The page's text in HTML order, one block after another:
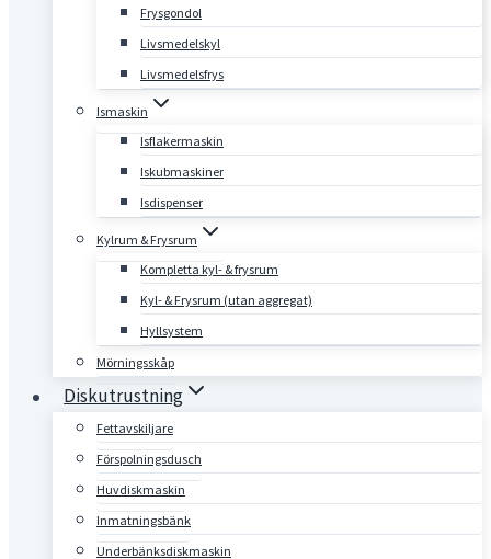
Frysgondol
Livsmedelskyl
Livsmedelsfrys
Ismaskin
Isflakermaskin
Iskubmaskiner
Isdispenser
Kylrum & Frysrum
Kompletta kyl- & frysrum
Kyl- & Frysrum (utan aggregat)
Hyllsystem
Mörningsskåp
Diskutrustning
Fettavskiljare
Förspolningsdusch
Huvdiskmaskin
Inmatningsbänk
Underbänksdiskmaskin